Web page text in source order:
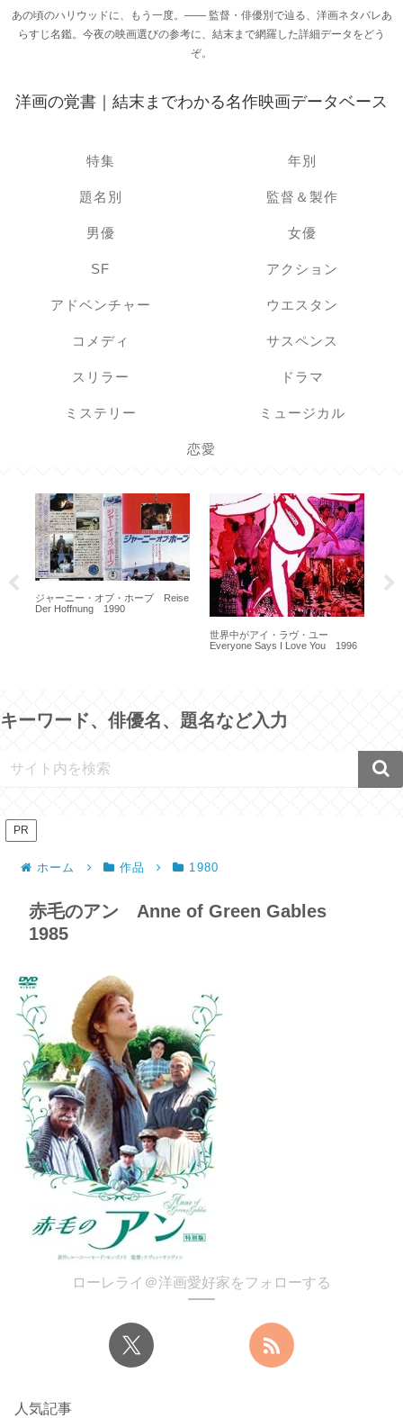
あの頃のハリウッドに、もう一度。―― 監督・俳優別で辿る、洋画ネタバレあ
らすじ名鑑。今夜の映画選びの参考に、結末まで網羅した詳細データをどう
ぞ。
洋画の覚書｜結末までわかる名作映画データベース
特集 年別
題名別 監督＆製作
男優 女優
SF アクション
アドベンチャー ウエスタン
コメディ サスペンス
スリラー ドラマ
ミステリー ミュージカル
恋愛
夢の涯てまでも Bis ans Ende der
ロイ・ビーン The Life and Times
of Judge Roy Bean 1972
キーワード、俳優名、題名など入力
PR
ホーム 作品 1980
赤毛のアン Anne of Green Gables
1985
ローレライ＠洋画愛好家をフォローする
人気記事